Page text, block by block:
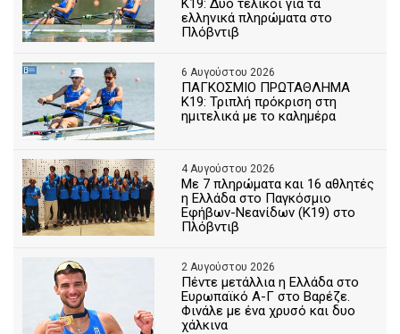
Κ19: Δυο τελικοί για τα
ελληνικά πληρώματα στο
Πλόβντιβ
6 Αυγούστου 2026
ΠΑΓΚΟΣΜΙΟ ΠΡΩΤΑΘΛΗΜΑ
Κ19: Τριπλή πρόκριση στη
ημιτελικά με το καλημέρα
4 Αυγούστου 2026
Με 7 πληρώματα και 16 αθλητές
η Ελλάδα στο Παγκόσμιο
Εφήβων-Νεανίδων (Κ19) στο
Πλόβντιβ
2 Αυγούστου 2026
Πέντε μετάλλια η Ελλάδα στο
Ευρωπαϊκό Α-Γ στο Βαρέζε.
Φινάλε με ένα χρυσό και δυο
χάλκινα